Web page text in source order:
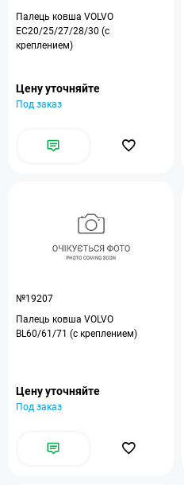
Палець ковша VOLVO
EC20/25/27/28/30 (с
креплением)
Цену уточняйте
Под заказ
№19207
Палець ковша VOLVO
BL60/61/71 (с креплением)
Цену уточняйте
Под заказ